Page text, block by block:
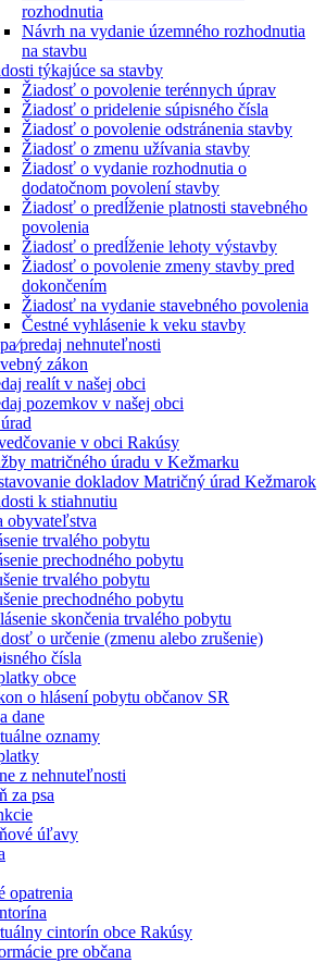
rozhodnutia
Návrh na vydanie územného rozhodnutia
na stavbu
týkajúce sa stavby
Žiadosť o povolenie terénnych úprav
Žiadosť o pridelenie súpisného čísla
Žiadosť o povolenie odstránenia stavby
Žiadosť o zmenu užívania stavby
Žiadosť o vydanie rozhodnutia o
dodatočnom povolení stavby
Žiadosť o predĺženie platnosti stavebného
povolenia
Žiadosť o predĺženie lehoty výstavby
Žiadosť o povolenie zmeny stavby pred
dokončením
Žiadosť na vydanie stavebného povolenia
Čestné vyhlásenie k veku stavby
nehnuteľnosti
zákon
realít v našej obci
pozemkov v našej obci
v obci Rakúsy
matričného úradu v Kežmarku
dokladov Matričný úrad Kežmarok
k stiahnutiu
obyvateľstva
trvalého pobytu
prechodného pobytu
trvalého pobytu
prechodného pobytu
skončenia trvalého pobytu
o určenie (zmenu alebo zrušenie)
čísla
obce
o hlásení pobytu občanov SR
dane
oznamy
z nehnuteľnosti
za psa
úľavy
opatrenia
cintorín obce Rakúsy
pre občana